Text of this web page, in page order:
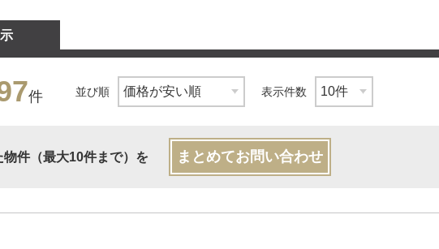
件 並び順 表示件数
件（最大10件まで）を まとめてお問い合わせ